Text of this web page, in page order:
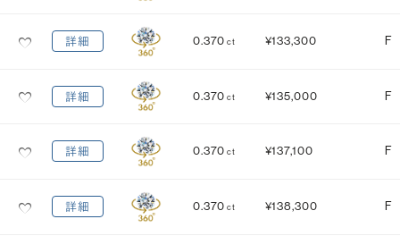
NONE
FAINT
詳細 0.370 ct ¥133,300 F
詳細 0.370 ct ¥135,000 F
詳細 0.370 ct ¥137,100 F
詳細 0.370 ct ¥138,300 F